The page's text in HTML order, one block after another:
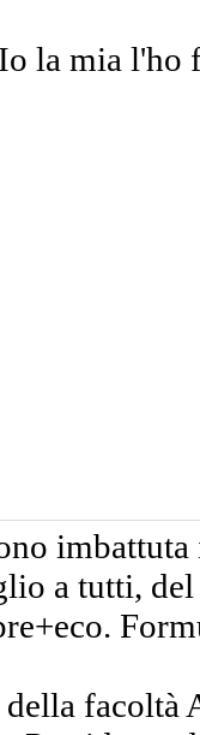
la mia l'ho
a tutti,
facoltà